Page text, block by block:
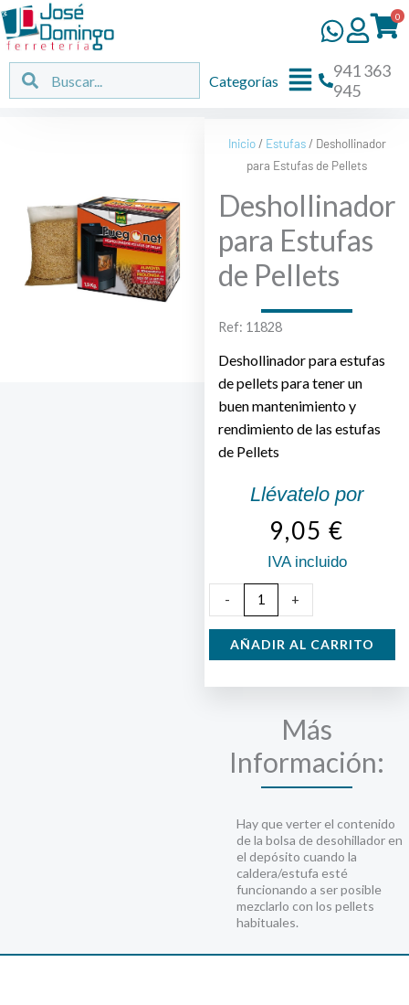
Ir
al
contenido
0
Buscar Buscar
Flyout
Categorías
941 363
945
Inicio/ Estufas/ Deshollinador
para Estufas de Pellets
Deshollinador
para Estufas
de Pellets
Ref: 11828
Deshollinador para estufas
de pellets para tener un
buen mantenimiento y
rendimiento de las estufas
de Pellets
Llévatelo por
9,05 €
IVA incluido
-
Deshollinador
para
Estufas
+
AÑADIR AL CARRITO
Más
Información:
Hay que verter el contenido
de la bolsa de desohillador en
el depósito cuando la
caldera/estufa esté
funcionando a ser posible
mezclarlo con los pellets
habituales.